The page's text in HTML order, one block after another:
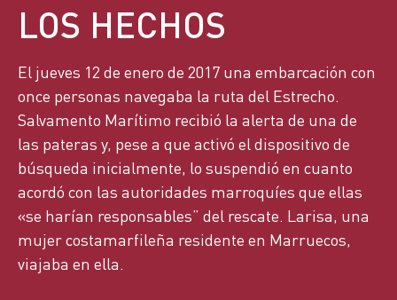
LOS HECHOS
El jueves 12 de enero de 2017 una embarcación con
once personas navegaba la ruta del Estrecho.
Salvamento Marítimo recibió la alerta de una de
las pateras y, pese a que activó el dispositivo de
búsqueda inicialmente, lo suspendió en cuanto
acordó con las autoridades marroquíes que ellas
«se harían responsables” del rescate. Larisa, una
mujer costamarfileña residente en Marruecos,
viajaba en ella.